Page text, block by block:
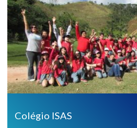
Colégio ISAS